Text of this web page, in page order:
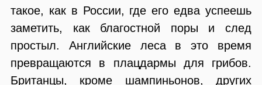
такое, как в России, где его едва успеешь
заметить, как благостной поры и след
простыл. Английские леса в это время
превращаются в плацдармы для грибов.
Британцы, кроме шампиньонов, других